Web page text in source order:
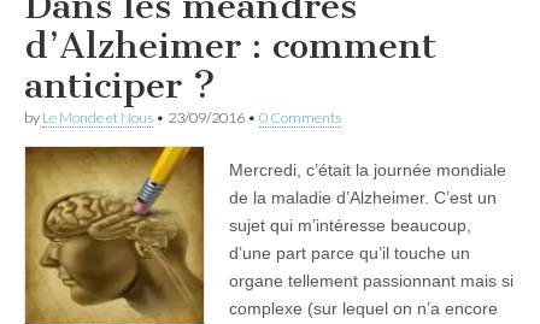
d’Alzheimer : comment
anticiper ?
by Le Monde et Nous • 23/09/2016 • 0 Comments
Mercredi, c’était la journée mondiale
de la maladie d’Alzheimer. C’est un
sujet qui m’intéresse beaucoup,
d’une part parce qu’il touche un
organe tellement passionnant mais si
complexe (sur lequel on n’a encore